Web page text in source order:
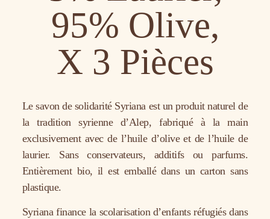
95% Olive,
X 3 Pièces
Le savon de solidarité Syriana est un produit naturel de
la tradition syrienne d’Alep, fabriqué à la main
exclusivement avec de l’huile d’olive et de l’huile de
laurier. Sans conservateurs, additifs ou parfums.
Entièrement bio, il est emballé dans un carton sans
plastique.
Syriana finance la scolarisation d’enfants réfugiés dans